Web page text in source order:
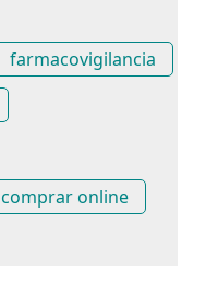
farmacovigilancia
comprar online